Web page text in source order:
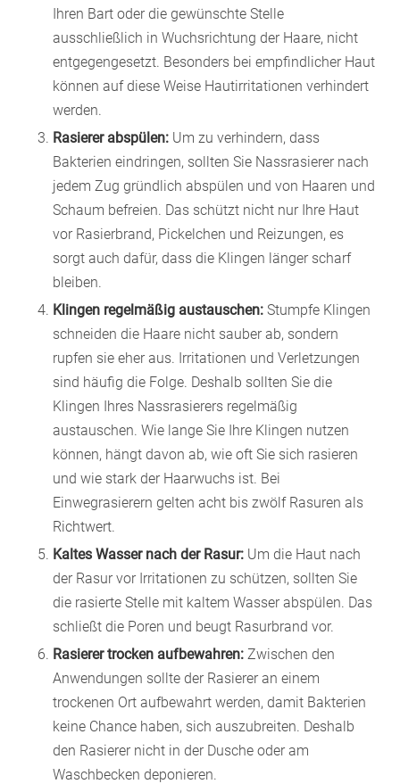
Ihren Bart oder die gewünschte Stelle
ausschließlich in Wuchsrichtung der Haare, nicht
entgegengesetzt. Besonders bei empfindlicher Haut
können auf diese Weise Hautirritationen verhindert
werden.
Rasierer abspülen: Um zu verhindern, dass
Bakterien eindringen, sollten Sie Nassrasierer nach
jedem Zug gründlich abspülen und von Haaren und
Schaum befreien. Das schützt nicht nur Ihre Haut
vor Rasierbrand, Pickelchen und Reizungen, es
sorgt auch dafür, dass die Klingen länger scharf
bleiben.
Klingen regelmäßig austauschen: Stumpfe Klingen
schneiden die Haare nicht sauber ab, sondern
rupfen sie eher aus. Irritationen und Verletzungen
sind häufig die Folge. Deshalb sollten Sie die
Klingen Ihres Nassrasierers regelmäßig
austauschen. Wie lange Sie Ihre Klingen nutzen
können, hängt davon ab, wie oft Sie sich rasieren
und wie stark der Haarwuchs ist. Bei
Einwegrasierern gelten acht bis zwölf Rasuren als
Richtwert.
Kaltes Wasser nach der Rasur: Um die Haut nach
der Rasur vor Irritationen zu schützen, sollten Sie
die rasierte Stelle mit kaltem Wasser abspülen. Das
schließt die Poren und beugt Rasurbrand vor.
Rasierer trocken aufbewahren: Zwischen den
Anwendungen sollte der Rasierer an einem
trockenen Ort aufbewahrt werden, damit Bakterien
keine Chance haben, sich auszubreiten. Deshalb
den Rasierer nicht in der Dusche oder am
Waschbecken deponieren.